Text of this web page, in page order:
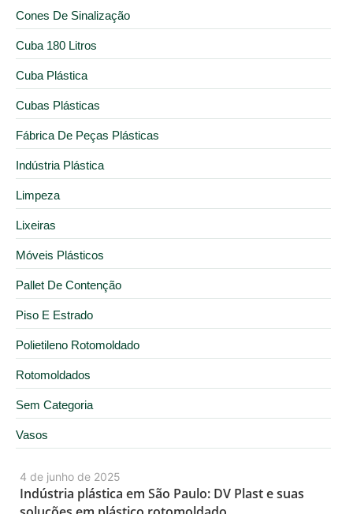
4 de junho de 2025
Indústria plástica em São Paulo: DV Plast e suas
Cones De Sinalização
Cuba 180 Litros
Cuba Plástica
Cubas Plásticas
Fábrica De Peças Plásticas
Indústria Plástica
Limpeza
Lixeiras
Móveis Plásticos
Pallet De Contenção
Piso E Estrado
Polietileno Rotomoldado
Rotomoldados
Sem Categoria
Vasos